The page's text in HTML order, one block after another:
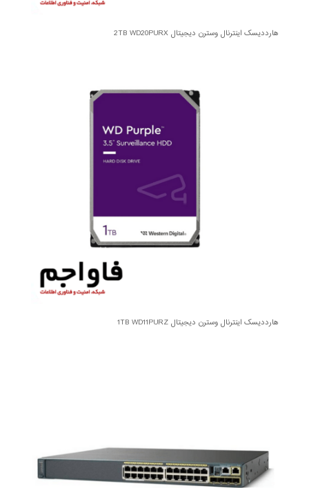
هارددیسک اینترنال وسترن دیجیتال 2TB WD20PURX
هارددیسک اینترنال وسترن دیجیتال 1TB WD11PURZ